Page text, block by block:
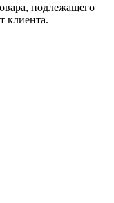
подлежащего
клиента.